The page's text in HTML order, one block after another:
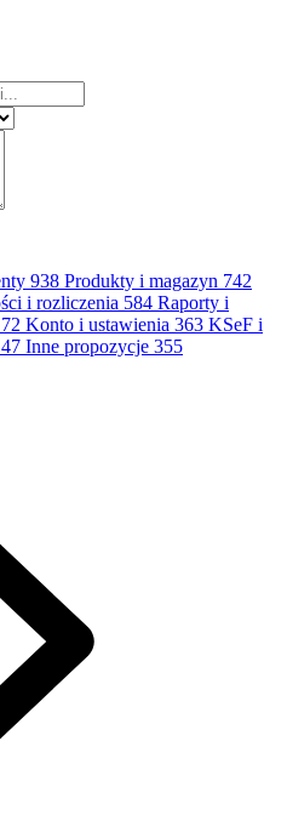
938 Produkty i magazyn 742
i rozliczenia 584 Raporty i
Konto i ustawienia 363 KSeF i
Inne propozycje 355